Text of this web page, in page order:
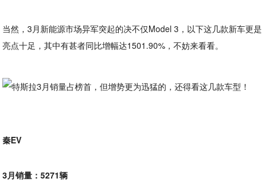
当然，3月新能源市场异军突起的决不仅Model 3，以下这几款新车更是
亮点十足，其中有甚者同比增幅达1501.90%，不妨来看看。
秦EV
3月销量：5271辆